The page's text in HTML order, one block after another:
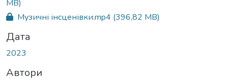
MB)
Музичні інсценівки.mp4 (396,82 MB)
Дата
2023
Автори